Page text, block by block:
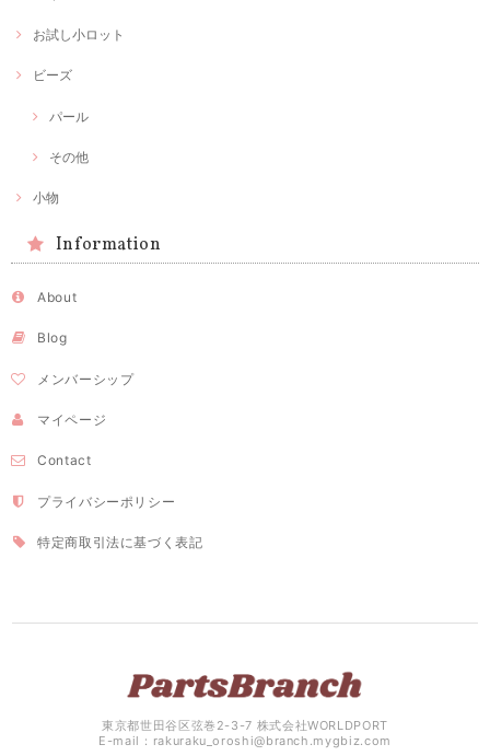
お試し小ロット
ビーズ
パール
その他
小物
Information
About
Blog
メンバーシップ
マイページ
Contact
プライバシーポリシー
特定商取引法に基づく表記
東京都世田谷区弦巻2-3-7 株式会社WORLDPORT
E-mail： rakuraku_oroshi@branch.mygbiz.com